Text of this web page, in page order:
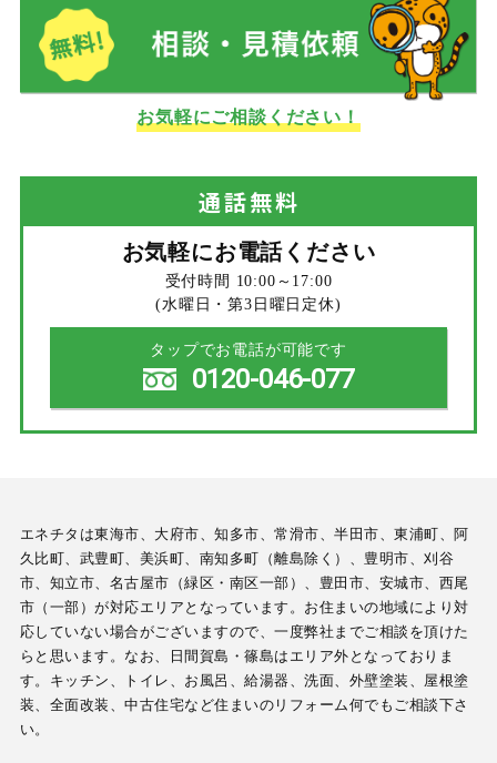
お気軽にご相談ください！
通話無料
お気軽にお電話ください
受付時間 10:00～17:00
(水曜日・第3日曜日定休)
タップでお電話が可能です
0120-046-077
エネチタは東海市、大府市、知多市、常滑市、半田市、東浦町、阿
久比町、武豊町、美浜町、南知多町（離島除く）、豊明市、刈谷
市、知立市、名古屋市（緑区・南区一部）、豊田市、安城市、西尾
市（一部）が対応エリアとなっています。お住まいの地域により対
応していない場合がございますので、一度弊社までご相談を頂けた
らと思います。なお、日間賀島・篠島はエリア外となっておりま
す。キッチン、トイレ、お風呂、給湯器、洗面、外壁塗装、屋根塗
装、全面改装、中古住宅など住まいのリフォーム何でもご相談下さ
い。